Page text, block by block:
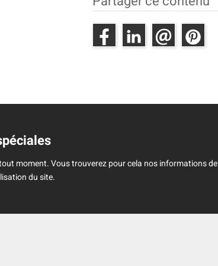
moment. Vous trouverez pour cela nos informations de
du site.